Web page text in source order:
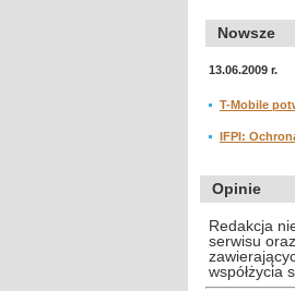
Nowsze
13.06.2009 r.
T-Mobile
IFPI:
Opinie
Redakcja
serwisu
współżycia